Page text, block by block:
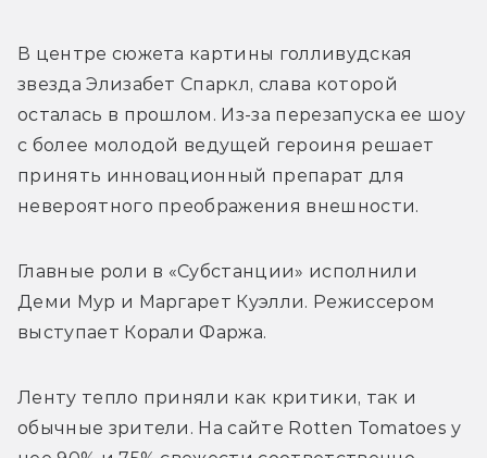
В центре сюжета картины голливудская
звезда Элизабет Спаркл, слава которой
осталась в прошлом. Из-за перезапуска ее шоу
с более молодой ведущей героиня решает
принять инновационный препарат для
невероятного преображения внешности.
Главные роли в «Субстанции» исполнили
Деми Мур и Маргарет Куэлли. Режиссером
выступает Корали Фаржа.
Ленту тепло приняли как критики, так и
обычные зрители. На сайте Rotten Tomatoes у